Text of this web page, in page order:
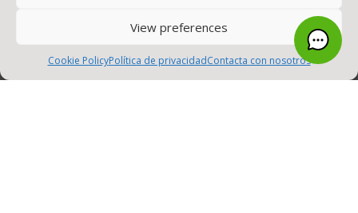
View preferences
Cookie PolicyPolítica de privacidadContacta con nosotros
Compra y Renovación de Licencias